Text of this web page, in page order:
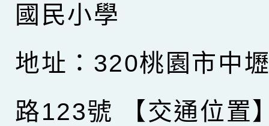
國民小學
地址：320桃園市中
路123號
【交通位置